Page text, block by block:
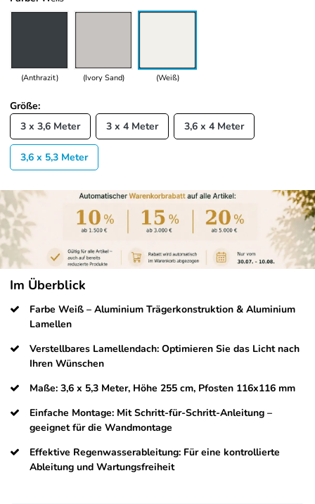
(Anthrazit) (Ivory Sand) (Weiß)
Größe:
3 x 3,6 Meter
3 x 4 Meter 3,6 x 4 Meter
3,6 x 5,3 Meter
Im Überblick
Farbe Weiß – Aluminium Trägerkonstruktion & Aluminium
Lamellen
Verstellbares Lamellendach: Optimieren Sie das Licht nach
Ihren Wünschen
Maße: 3,6 x 5,3 Meter, Höhe 255 cm, Pfosten 116x116 mm
Einfache Montage: Mit Schritt-für-Schritt-Anleitung –
geeignet für die Wandmontage
Effektive Regenwasserableitung: Für eine kontrollierte
Ableitung und Wartungsfreiheit